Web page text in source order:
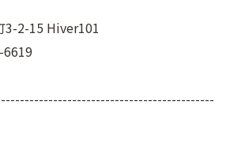
3-2-15 Hiver101
6619